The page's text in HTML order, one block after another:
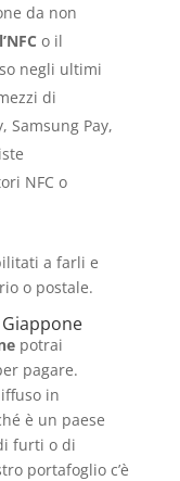
da non
o il
negli ultimi
di
Samsung Pay,
NFC o
a farli e
o postale.
potrai
pagare.
in
è un paese
furti o di
portafoglio c’è